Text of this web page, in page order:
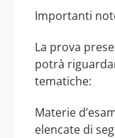
Importanti
La prova
potrà
tematiche:
Materie
elencate di